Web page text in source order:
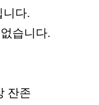
니다.
습니다.
잔존